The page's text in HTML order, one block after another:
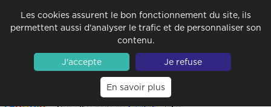
Les cookies assurent le bon fonctionnement du site, ils
permettent aussi d'analyser le trafic et de personnaliser son
contenu.
J'accepte
Je refuse
En savoir plus